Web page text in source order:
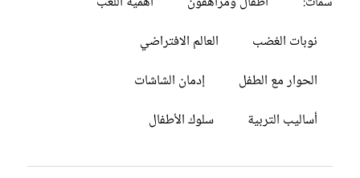
نوبات الغضب
العالم الافتراضي
الحوار مع الطفل
إدمان الشاشات
أساليب التربية
سلوك الأطفال